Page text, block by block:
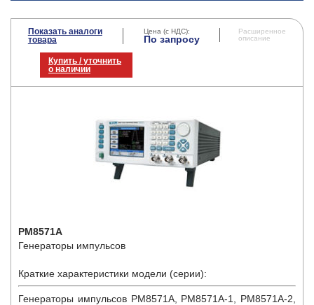
Показать аналоги
товара
Цена (с НДС):
По запросу
Расширенное
описание
Купить / уточнить
о наличии
PM8571A
Генераторы импульсов
Краткие характеристики модели (серии):
Генераторы импульсов PM8571A, PM8571A-1, PM8571A-2,